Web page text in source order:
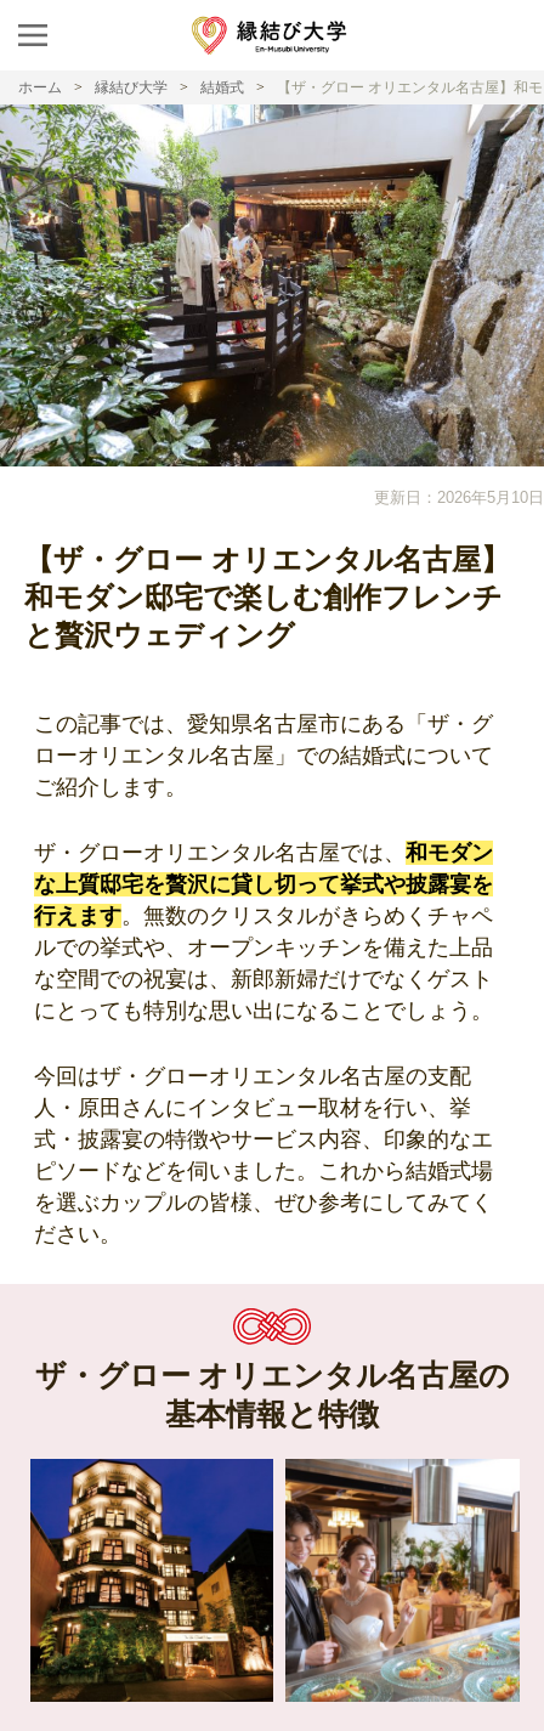
ホーム 縁結び大学 結婚式 【ザ・グロー オリエンタル名古屋】和
更新日：2026年5月10日
【ザ・グロー オリエンタル名古屋】
和モダン邸宅で楽しむ創作フレンチ
と贅沢ウェディング
この記事では、愛知県名古屋市にある「ザ・グ
ローオリエンタル名古屋」での結婚式について
ご紹介します。
ザ・グローオリエンタル名古屋では、 和モダン
な上質邸宅を贅沢に貸し切って挙式や披露宴を
行えます。無数のクリスタルがきらめくチャペ
ルでの挙式や、オープンキッチンを備えた上品
な空間での祝宴は、新郎新婦だけでなくゲスト
にとっても特別な思い出になることでしょう。
今回はザ・グローオリエンタル名古屋の支配
人・原田さんにインタビュー取材を行い、挙
式・披露宴の特徴やサービス内容、印象的なエ
ピソードなどを伺いました。これから結婚式場
を選ぶカップルの皆様、ぜひ参考にしてみてく
ださい。
ザ・グロー オリエンタル名古屋の
基本情報と特徴